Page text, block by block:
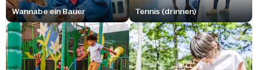
Wannabe ein Bauer Tennis (drinnen)